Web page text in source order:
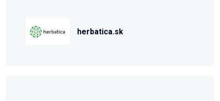
herbatica.sk